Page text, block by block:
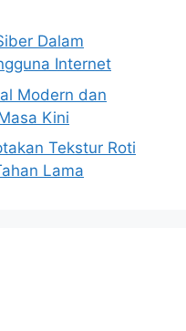
Dalam
Internet
Modern dan
Kini
Tekstur Roti
Lama